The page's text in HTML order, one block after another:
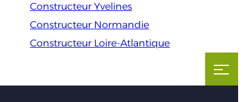
Constructeur Yvelines
Constructeur Normandie
Constructeur Loire-Atlantique